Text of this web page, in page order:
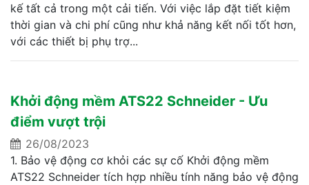
kế tất cả trong một cải tiến. Với việc lắp đặt tiết kiệm
thời gian và chi phí cũng như khả năng kết nối tốt hơn,
với các thiết bị phụ trợ...
Khởi động mềm ATS22 Schneider - Ưu
điểm vượt trội
26/08/2023
1. Bảo vệ động cơ khỏi các sự cố Khởi động mềm
ATS22 Schneider tích hợp nhiều tính năng bảo vệ động